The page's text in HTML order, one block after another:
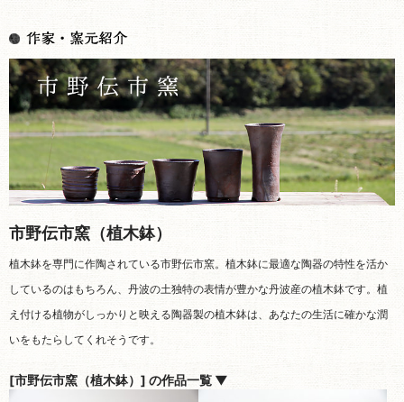
市野伝市窯（植木鉢）
植木鉢を専門に作陶されている市野伝市窯。植木鉢に最適な陶器の特性を活か
しているのはもちろん、丹波の土独特の表情が豊かな丹波産の植木鉢です。植
え付ける植物がしっかりと映える陶器製の植木鉢は、あなたの生活に確かな潤
いをもたらしてくれそうです。
[市野伝市窯（植木鉢）] の作品一覧 ▼